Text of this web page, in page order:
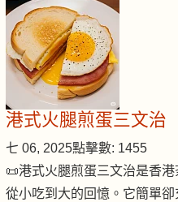
港式火腿煎蛋三文治
七 06, 2025點擊數: 1455
📜港式火腿煎蛋三文治是香
從小吃到大的回憶。它簡單